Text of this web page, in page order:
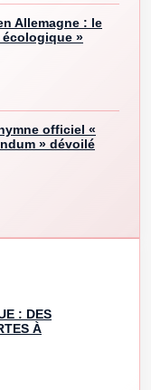
Allemagne : le
écologique »
officiel «
» dévoilé
: DES
À